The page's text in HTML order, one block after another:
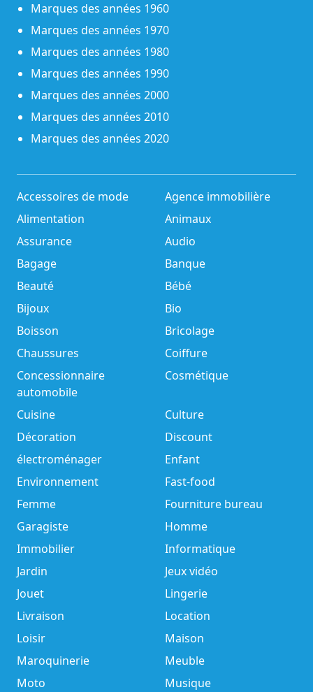
Marques des années 1960
Marques des années 1970
Marques des années 1980
Marques des années 1990
Marques des années 2000
Marques des années 2010
Marques des années 2020
Accessoires de mode
Agence immobilière
Alimentation
Animaux
Assurance
Audio
Bagage
Banque
Beauté
Bébé
Bijoux
Bio
Boisson
Bricolage
Chaussures
Coiffure
Concessionnaire
automobile
Cosmétique
Cuisine
Culture
Décoration
Discount
électroménager
Enfant
Environnement
Fast-food
Femme
Fourniture bureau
Garagiste
Homme
Immobilier
Informatique
Jardin
Jeux vidéo
Jouet
Lingerie
Livraison
Location
Loisir
Maison
Maroquinerie
Meuble
Moto
Musique